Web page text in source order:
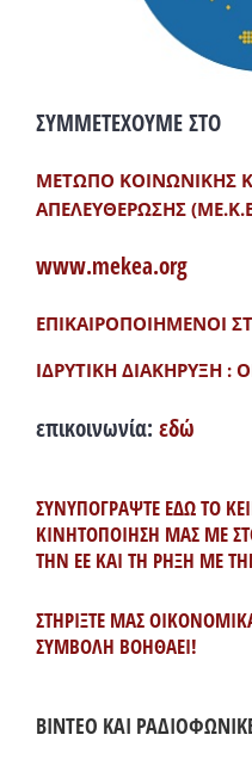
ΣΥΜΜΕΤΕΧΟΥΜΕ ΣΤΟ
ΜΕΤΩΠΟ ΚΟΙΝΩΝΙΚΗΣ
ΑΠΕΛΕΥΘΕΡΩΣΗΣ
www.mekea.org
ΕΠΙΚΑΙΡΟΠΟΙΗΜΕΝΟΙ
ΙΔΡΥΤΙΚΗ ΔΙΑΚΗΡΥΞΗ :
επικοινωνία: εδώ
ΣΥΝΥΠΟΓΡΑΨΤΕ ΕΔΩ ΤΟ
ΚΙΝΗΤΟΠΟΙΗΣΗ ΜΑΣ ΜΕ
ΤΗΝ ΕΕ ΚΑΙ ΤΗ ΡΗΞΗ ΜΕ
ΣΤΗΡΙΞΤΕ ΜΑΣ
ΣΥΜΒΟΛΗ ΒΟΗΘΑΕΙ!
ΒΙΝΤΕΟ ΚΑΙ